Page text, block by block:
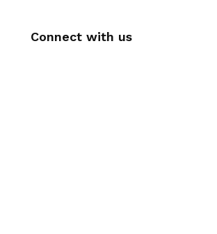
Connect with us